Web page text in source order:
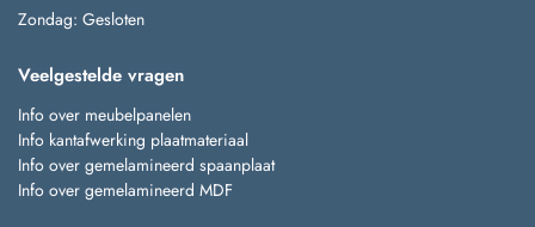
Zondag: Gesloten
Veelgestelde vragen
Info over meubelpanelen
Info kantafwerking plaatmateriaal
Info over gemelamineerd spaanplaat
Info over gemelamineerd MDF